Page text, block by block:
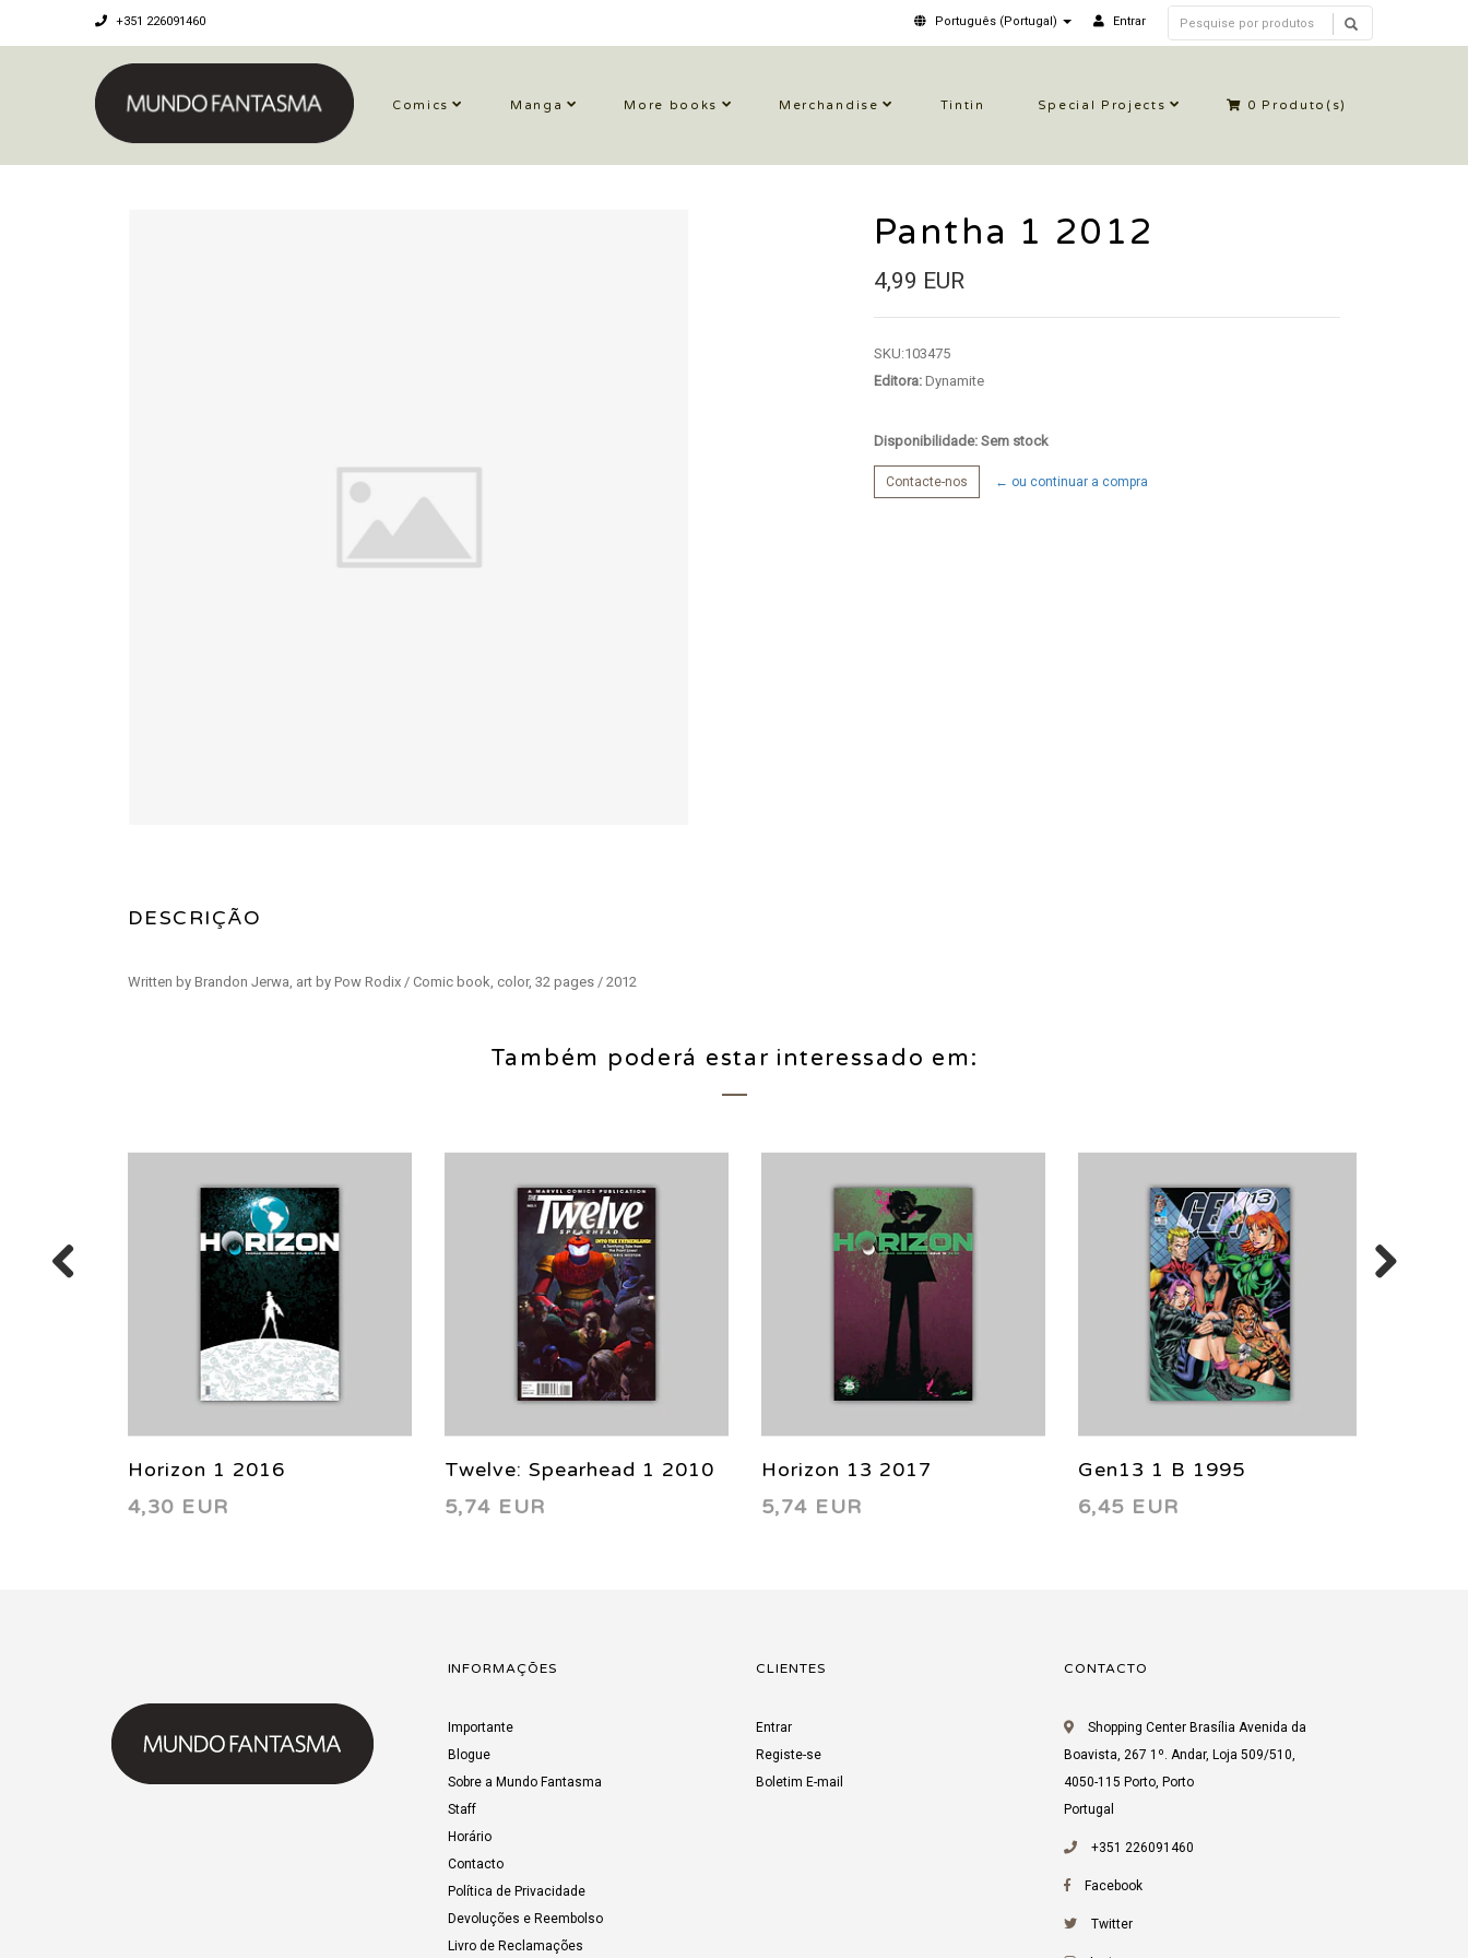
+351 226091460 Português (Portugal) Entrar
Comics Manga More books Merchandise Tintin Special Projects 0 Produto(s)
DESCRIÇÃO
Written by Brandon Jerwa, art by Pow Rodix / Comic book, color, 32 pages / 2012
Pantha 1 2012
4,99 EUR
SKU:103475
Editora:Dynamite
Disponibilidade: Sem stock
Contacte-nos ← ou continuar a compra
Também poderá estar interessado em:
Horizon 1 2016
4,30 EUR
Twelve: Spearhead 1 2010
5,74 EUR
Horizon 13 2017
5,74 EUR
Gen13 1 B 1995
6,45 EUR
INFORMAÇÕES
Importante
Blogue
Sobre a Mundo Fantasma
Staff
Horário
Contacto
Política de Privacidade
Devoluções e Reembolso
Livro de Reclamações
CLIENTES
Entrar
Registe-se
Boletim E-mail
CONTACTO
Shopping Center Brasília Avenida da
Boavista, 267 1º. Andar, Loja 509/510,
4050-115 Porto, Porto
Portugal
+351 226091460
Facebook
Twitter